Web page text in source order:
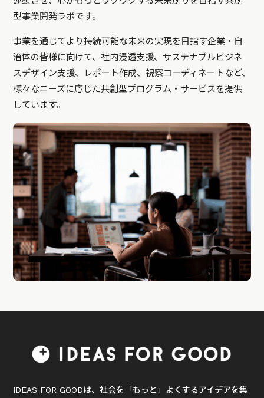
型事業開発ラボです。
事業を通じてより持続可能な未来の実現を目指す企業・自
治体の皆様に向けて、社内浸透支援、サステナブルビジネ
スデザイン支援、レポート作成、視察コーディネートなど、
様々なニーズに応じた共創型プログラム・サービスを提供
しています。
IDEAS FOR GOODは、社会を「もっと」よくするアイデアを集